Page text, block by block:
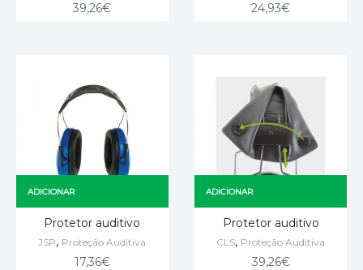
39,26€ 24,93€
ADICIONAR
Protetor auditivo
JSP, Proteção Auditiva
17,36€
ADICIONAR
Protetor auditivo
CLS, Proteção Auditiva
39,26€